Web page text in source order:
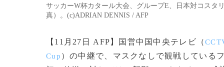
サッカーW杯カタール大会、グループE、日本対コスタ
真）。(c)ADRIAN DENNIS / AFP
【11月27日 AFP】国営中国中央テレビ（
Cup ）の中継で、マスクなしで観戦している